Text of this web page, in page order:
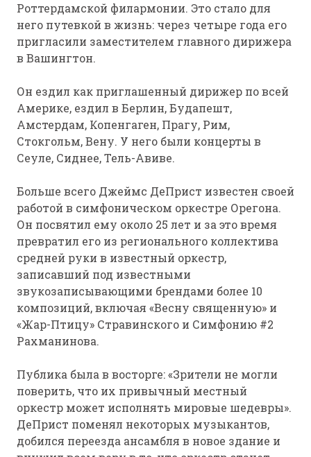
Роттердамской филармонии. Это стало для
него путевкой в жизнь: через четыре года его
пригласили заместителем главного дирижера
в Вашингтон.
Он ездил как приглашенный дирижер по всей
Америке, ездил в Берлин, Будапешт,
Амстердам, Копенгаген, Прагу, Рим,
Стокгольм, Вену. У него были концерты в
Сеуле, Сиднее, Тель-Авиве.
Больше всего Джеймс ДеПрист известен своей
работой в симфоническом оркестре Орегона.
Он посвятил ему около 25 лет и за это время
превратил его из регионального коллектива
средней руки в известный оркестр,
записавший под известными
звукозаписывающими брендами более 10
композиций, включая «Весну священную» и
«Жар-Птицу» Стравинского и Симфонию #2
Рахманинова.
Публика была в восторге: «Зрители не могли
поверить, что их привычный местный
оркестр может исполнять мировые шедевры».
ДеПрист поменял некоторых музыкантов,
добился переезда ансамбля в новое здание и